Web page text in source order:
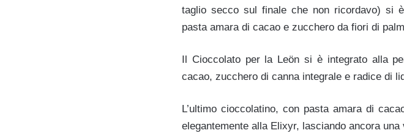
taglio secco sul finale che non ricordavo) si
pasta amara di cacao e zucchero da fiori di
Il Cioccolato per la Leön si è integrato alla
cacao, zucchero di canna integrale e radice di
L’ultimo cioccolatino, con pasta amara di
elegantemente alla Elixyr, lasciando ancora